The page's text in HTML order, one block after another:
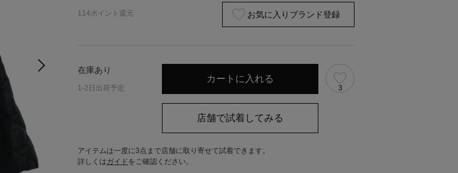
114ポイント還元 お気に入りブランド登録
在庫あり
1-2日出荷予定 3
アイテムは一度に3点まで店舗に取り寄せて試着できます。
詳しくはガイド をご確認ください。